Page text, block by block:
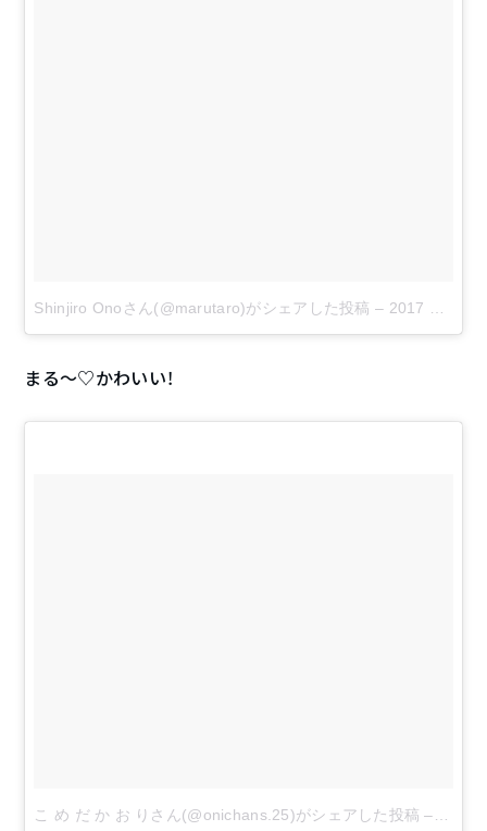
Shinjiro Onoさん(@marutaro)がシェアした投稿 – 2017 9月 3 3:12午前 PDT
まる〜♡かわいい！
こ め だ か お りさん(@onichans.25)がシェアした投稿 –